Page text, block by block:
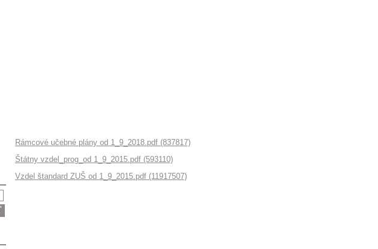
Rámcové učebné plány od 1_9_2018.pdf (837817)
Štátny vzdel_prog_od 1_9_2015.pdf (593110)
Vzdel štandard ZUŠ od 1_9_2015.pdf (11917507)